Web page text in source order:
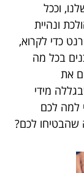
וככל
ונהיית
כדי לקרוא,
בכל מה
את
מידי
למה לכם
לכם?